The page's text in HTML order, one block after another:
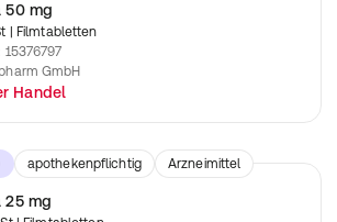
50 mg
| Filmtabletten
15376797
GmbH
Handel
apothekenpflichtig Arzneimittel
25 mg